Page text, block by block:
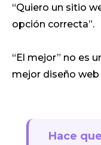
“Quiero un sitio
opción correcta”.
“El mejor” no es
mejor diseño
Hace